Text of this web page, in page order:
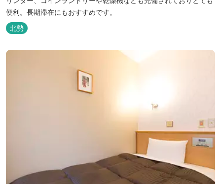
便利。長期滞在にもおすすめです。
北勢